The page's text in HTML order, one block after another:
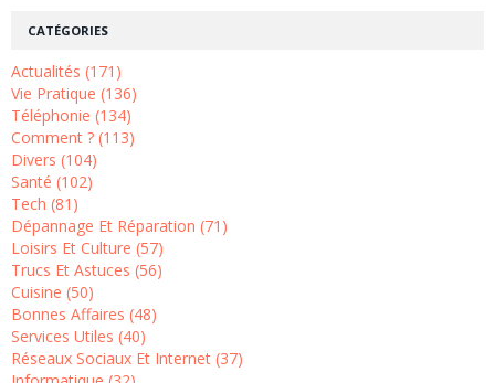
CATÉGORIES
Actualités (171)
Vie Pratique (136)
Téléphonie (134)
Comment ? (113)
Divers (104)
Santé (102)
Tech (81)
Dépannage Et Réparation (71)
Loisirs Et Culture (57)
Trucs Et Astuces (56)
Cuisine (50)
Bonnes Affaires (48)
Services Utiles (40)
Réseaux Sociaux Et Internet (37)